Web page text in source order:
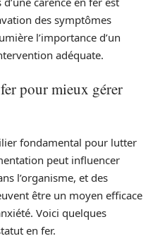
des symptômes
l’importance d’un
adéquate.
pour mieux gérer
fondamental pour lutter
peut influencer
l’organisme, et des
être un moyen efficace
Voici quelques
en fer.